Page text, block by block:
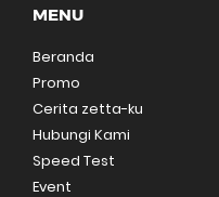
MENU
Beranda
Promo
Cerita zetta-ku
Hubungi Kami
Speed Test
Event